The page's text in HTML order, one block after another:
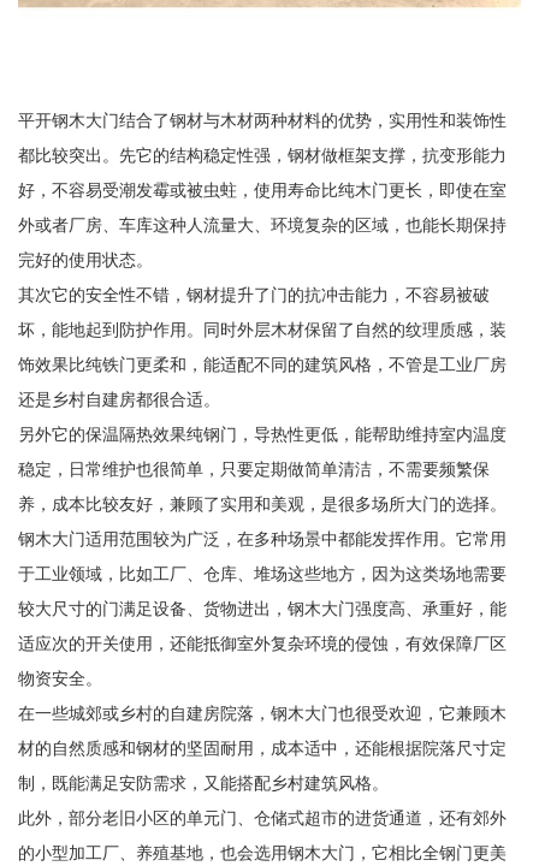
平开钢木大门结合了钢材与木材两种材料的优势，实用性和装饰性
都比较突出。先它的结构稳定性强，钢材做框架支撑，抗变形能力
好，不容易受潮发霉或被虫蛀，使用寿命比纯木门更长，即使在室
外或者厂房、车库这种人流量大、环境复杂的区域，也能长期保持
完好的使用状态。
其次它的安全性不错，钢材提升了门的抗冲击能力，不容易被破
坏，能地起到防护作用。同时外层木材保留了自然的纹理质感，装
饰效果比纯铁门更柔和，能适配不同的建筑风格，不管是工业厂房
还是乡村自建房都很合适。
另外它的保温隔热效果纯钢门，导热性更低，能帮助维持室内温度
稳定，日常维护也很简单，只要定期做简单清洁，不需要频繁保
养，成本比较友好，兼顾了实用和美观，是很多场所大门的选择。
钢木大门适用范围较为广泛，在多种场景中都能发挥作用。它常用
于工业领域，比如工厂、仓库、堆场这些地方，因为这类场地需要
较大尺寸的门满足设备、货物进出，钢木大门强度高、承重好，能
适应次的开关使用，还能抵御室外复杂环境的侵蚀，有效保障厂区
物资安全。
在一些城郊或乡村的自建房院落，钢木大门也很受欢迎，它兼顾木
材的自然质感和钢材的坚固耐用，成本适中，还能根据院落尺寸定
制，既能满足安防需求，又能搭配乡村建筑风格。
此外，部分老旧小区的单元门、仓储式超市的进货通道，还有郊外
的小型加工厂、养殖基地，也会选用钢木大门，它相比全钢门更美